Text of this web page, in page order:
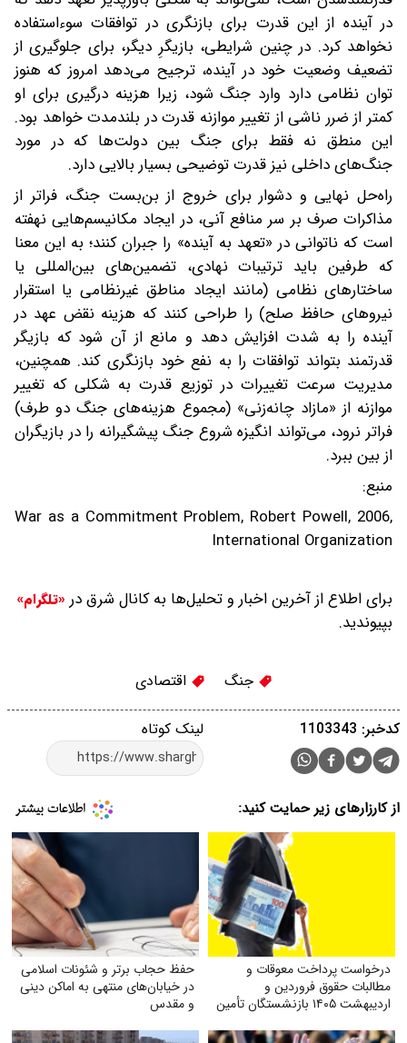
در آینده از این قدرت برای بازنگری در توافقات سوءاستفاده
نخواهد کرد. در چنین شرایطی، بازیگرِ دیگر، برای جلوگیری از
تضعیف وضعیت خود در آینده، ترجیح می‌دهد امروز که هنوز
توان نظامی دارد وارد جنگ شود، زیرا هزینه درگیری برای او
کمتر از ضرر ناشی از تغییر موازنه قدرت در بلندمدت خواهد بود.
این منطق نه فقط برای جنگ بین دولت‌ها که در مورد
جنگ‌های داخلی نیز قدرت توضیحی بسیار بالایی دارد.
راه‌حل نهایی و دشوار برای خروج از بن‌بست جنگ، فراتر از
مذاکرات صرف بر سر منافع آنی، در ایجاد مکانیسم‌هایی نهفته
است که ناتوانی در «تعهد به آینده» را جبران کنند؛ به این معنا
که طرفین باید ترتیبات نهادی، تضمین‌های بین‌المللی یا
ساختارهای نظامی (مانند ایجاد مناطق غیرنظامی یا استقرار
نیروهای حافظ صلح) را طراحی کنند که هزینه نقض عهد در
آینده را به شدت افزایش دهد و مانع از آن شود که بازیگر
قدرتمند بتواند توافقات را به نفع خود بازنگری کند. همچنین،
مدیریت سرعت تغییرات در توزیع قدرت به شکلی که تغییر
موازنه از «مازاد چانه‌زنی» (مجموع هزینه‌های جنگ دو طرف)
فراتر نرود، می‌تواند انگیزه شروع جنگ پیشگیرانه را در بازیگران
از بین ببرد.
منبع:
War as a Commitment Problem, Robert Powell, 2006,
International Organization
برای اطلاع از آخرین اخبار و تحلیل‌ها به کانال شرق در «تلگرام»
بپیوندید.
جنگ اقتصادی
لینک کوتاه کدخبر: 1103343
از کارزارهای زیر حمایت کنید:
درخواست پرداخت معوقات و
مطالبات حقوق فروردین و
اردیبهشت ۱۴۰۵ بازنشستگان تأمین
حفظ حجاب برتر و شئونات اسلامی
در خیابان‌های منتهی به اماکن دینی
و مقدس